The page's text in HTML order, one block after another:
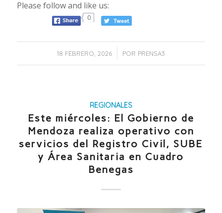
Please follow and like us:
0
18 FEBRERO, 2026
/ POR PRENSA3
REGIONALES
Este miércoles: El Gobierno de
Mendoza realiza operativo con
servicios del Registro Civil, SUBE
y Área Sanitaria en Cuadro
Benegas